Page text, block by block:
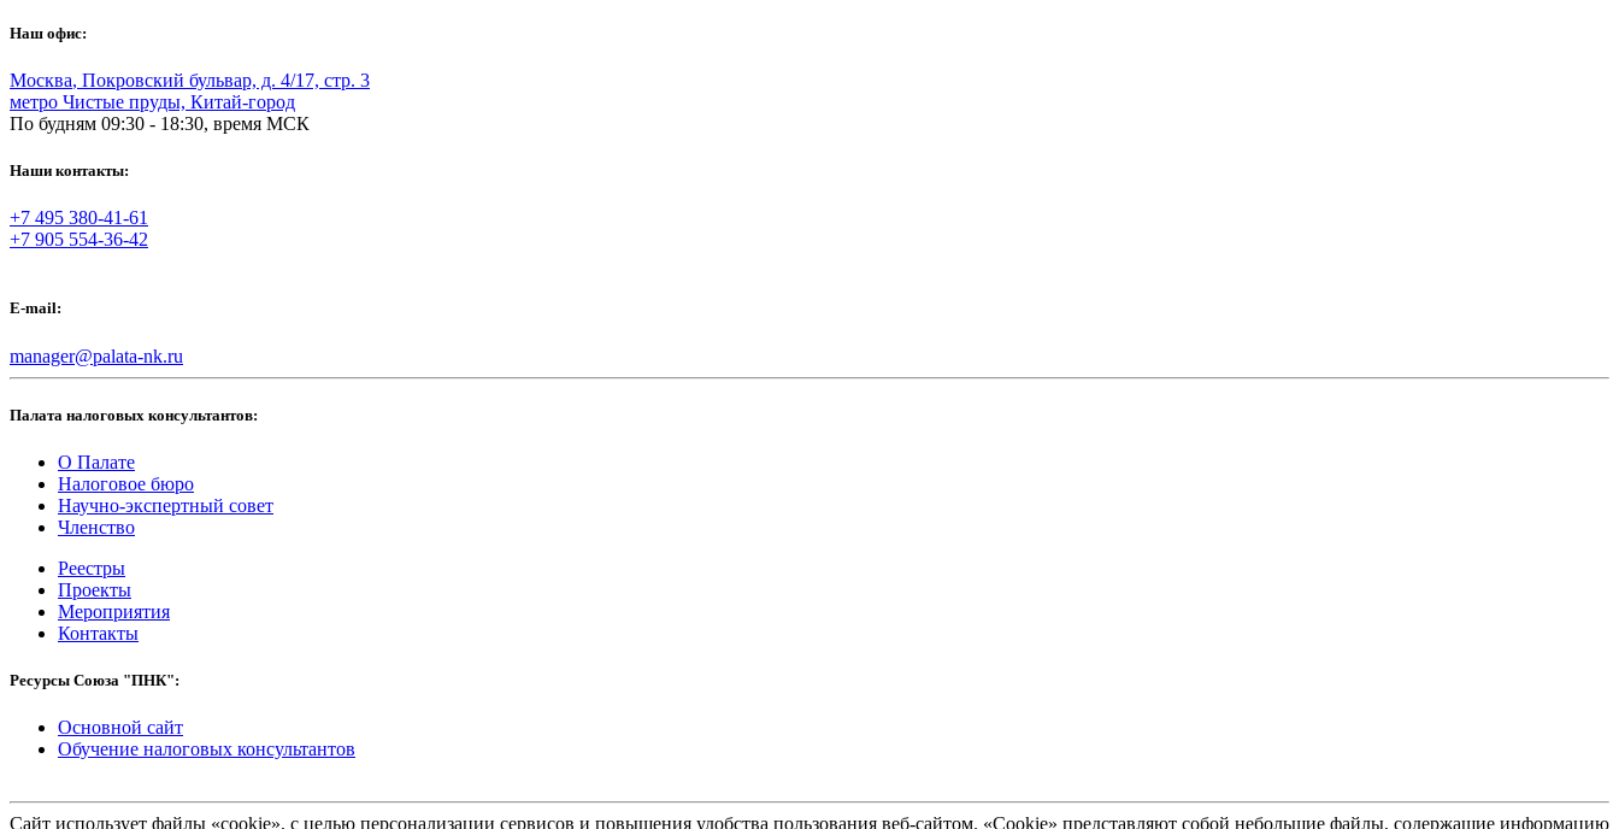
Наш офис:
Москва, Покровский бульвар, д. 4/17, стр. 3
метро Чистые пруды, Китай-город
По будням 09:30 - 18:30, время МСК
Наши контакты:
+7 495 380-41-61
+7 905 554-36-42
E-mail:
manager@palata-nk.ru
Палата налоговых консультантов:
О Палате
Налоговое бюро
Научно-экспертный совет
Членство
Реестры
Проекты
Мероприятия
Контакты
Ресурсы Союза "ПНК":
Основной сайт
Обучение налоговых консультантов
Сайт использует файлы «cookie», с целью персонализации сервисов и повышения удобства пользования веб-сайтом. «Cookie» представляют собой небольшие файлы, содержащие информацию